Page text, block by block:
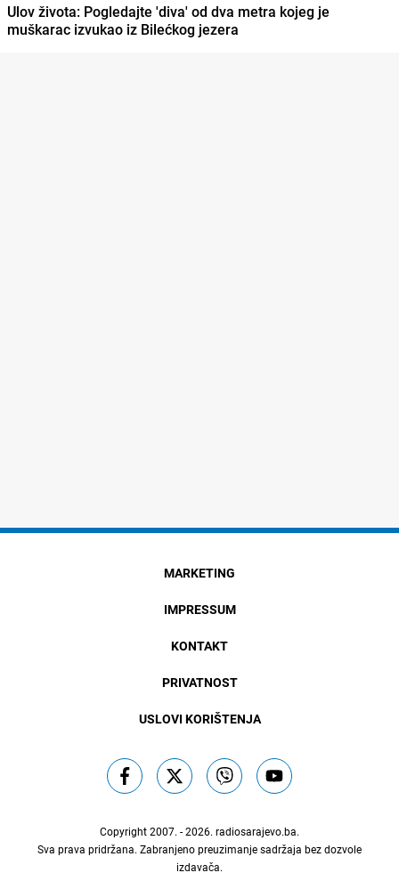
Ulov života: Pogledajte 'diva' od dva metra kojeg je
muškarac izvukao iz Bilećkog jezera
MARKETING
IMPRESSUM
KONTAKT
PRIVATNOST
USLOVI KORIŠTENJA
Copyright 2007. - 2026. radiosarajevo.ba.
Sva prava pridržana. Zabranjeno preuzimanje sadržaja bez dozvole
izdavača.